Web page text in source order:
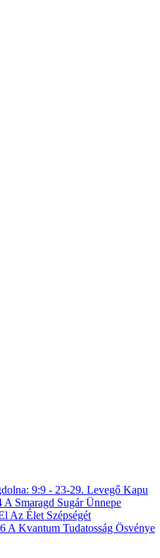
9:9 - 23-29. Levegő Kapu
Smaragd Sugár Ünnepe
Az Élet Szépségét
Kvantum Tudatosság Ösvénye